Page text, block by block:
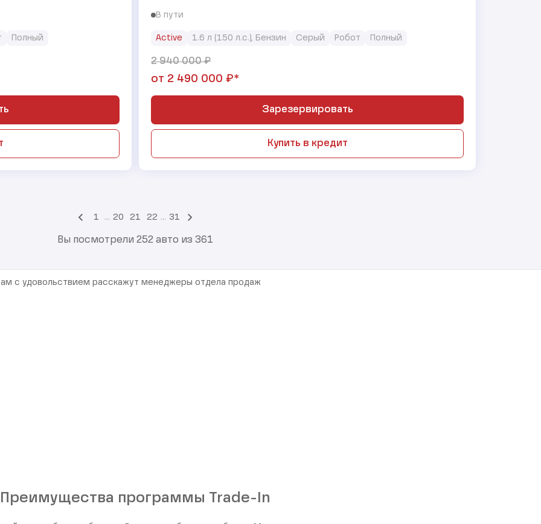
Полный
В пути
Active 1.6 л (150 л.с.), Бензин Серый Робот Полный
2 940 000₽
от 2 490 000 ₽*
Зарезервировать
Купить в кредит
1 ... 20 21 22 ... 31
Вы посмотрели 252 авто из 361
с удовольствием расскажут менеджеры отдела продаж
Преимущества программы Trade-In